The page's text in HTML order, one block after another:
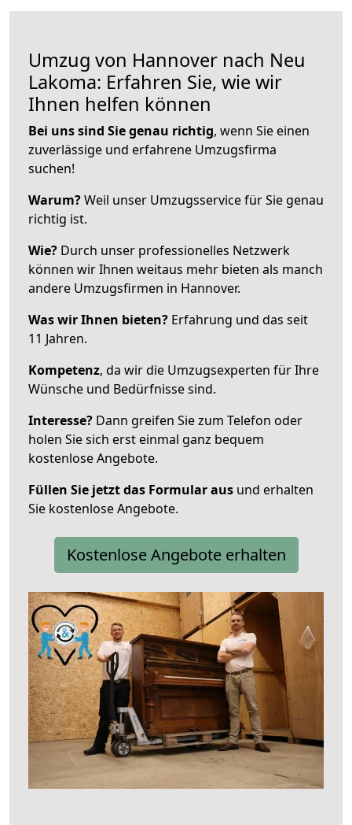
Umzug von Hannover nach Neu
Lakoma: Erfahren Sie, wie wir
Ihnen helfen können
Bei uns sind Sie genau richtig, wenn Sie einen
zuverlässige und erfahrene Umzugsfirma
suchen!
Warum?Weil unser Umzugsservice für Sie genau
richtig ist.
Wie? Durch unser professionelles Netzwerk
können wir Ihnen weitaus mehr bieten als manch
andere Umzugsfirmen in Hannover.
Was wir Ihnen bieten? Erfahrung und das seit
11 Jahren.
Kompetenz, da wir die Umzugsexperten für Ihre
Wünsche und Bedürfnisse sind.
Interesse? Dann greifen Sie zum Telefon oder
holen Sie sich erst einmal ganz bequem
kostenlose Angebote.
Füllen Sie jetzt das Formular aus und erhalten
Sie kostenlose Angebote.
Kostenlose Angebote erhalten